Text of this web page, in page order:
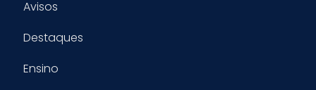
Avisos
Destaques
Ensino